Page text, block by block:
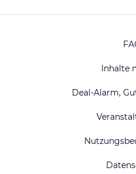
Inhalte
Deal-Alarm,